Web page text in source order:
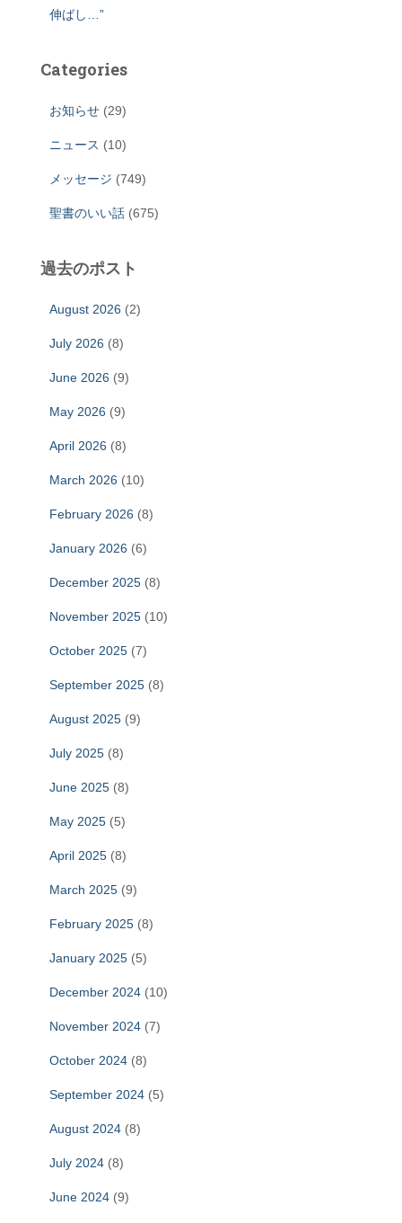
伸ばし…”
Categories
お知らせ (29)
ニュース (10)
メッセージ (749)
聖書のいい話 (675)
過去のポスト
August 2026 (2)
July 2026 (8)
June 2026 (9)
May 2026 (9)
April 2026 (8)
March 2026 (10)
February 2026 (8)
January 2026 (6)
December 2025 (8)
November 2025 (10)
October 2025 (7)
September 2025 (8)
August 2025 (9)
July 2025 (8)
June 2025 (8)
May 2025 (5)
April 2025 (8)
March 2025 (9)
February 2025 (8)
January 2025 (5)
December 2024 (10)
November 2024 (7)
October 2024 (8)
September 2024 (5)
August 2024 (8)
July 2024 (8)
June 2024 (9)